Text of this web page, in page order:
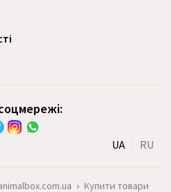
UA RU
› Купити товари